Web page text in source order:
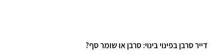
דייר סרבן בפינוי בינוי: סרבן או שומר סף?